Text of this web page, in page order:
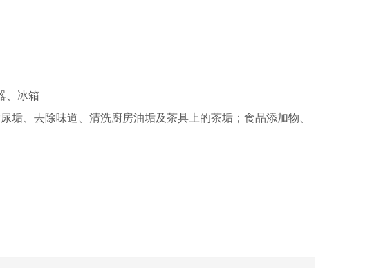
、冰箱
垢、去除味道、清洗廚房油垢及茶具上的茶垢；食品添加物、